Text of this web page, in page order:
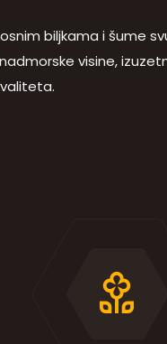
biljkama i šume
visine,